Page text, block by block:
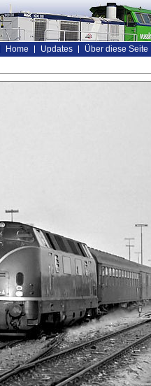
Home Updates Über diese Seite